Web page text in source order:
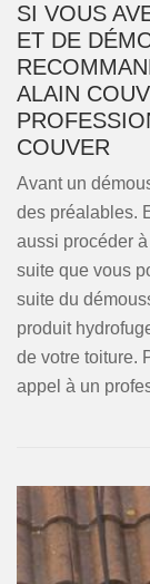
SI VOUS
ET DE
ALAIN
COUVER
Avant un
des préalables.
aussi procéder à
suite que vous
suite du
produit
de votre toiture.
appel à un